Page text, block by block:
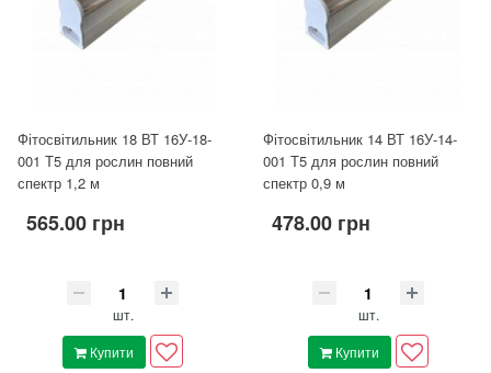
Фітосвітильник 18 ВТ 16У-18-
001 Т5 для рослин повний
спектр 1,2 м
565.00 грн
шт.
Купити
Фітосвітильник 14 ВТ 16У-14-
001 Т5 для рослин повний
спектр 0,9 м
478.00 грн
шт.
Купити